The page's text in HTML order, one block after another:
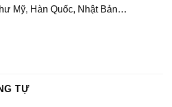
Mỹ, Hàn Quốc, Nhật Bản…
TỰ